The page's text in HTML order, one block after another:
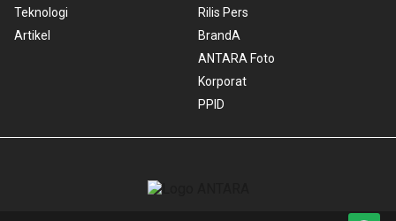
Teknologi
Artikel
Rilis Pers
BrandA
ANTARA Foto
Korporat
PPID